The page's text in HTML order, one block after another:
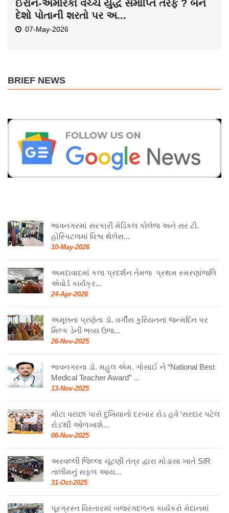
ઈરાન-અમેરિકા વચ્ચે યુદ્ધ સમાપ્તિ તરફ ? બંને
દેશો પોતાની શરતો પર અ...
07-May-2026
BRIEF NEWS
ભાવનગરમાં સરકારી મેડિકલ કોલેજ અને સર ટી.
હોસ્પિટલમાં વિશ્વ થેલેસ...
10-May-2026
અમદાવાદમાં કલા પ્રદર્શન તેમજ પ્રથમ સ્મરણાંજલિ
એવોર્ડ કાર્યક્ર...
24-Apr-2026
અમૂલના પ્રણેતા ડૉ. વર્ગીસ કુરિયનના જન્મદિન પર
મિલ્ક ડેની ભવ્ય ઉજ...
26-Nov-2025
ભાવનગરના ડૉ. મહુલ એમ. ગોસાઈ ને “National Best
Medical Teacher Award” ...
13-Nov-2025
મોટા વરાછા પાસે દુખિયાનો દરબાર રોડ હવે ‘સરદાર પટેલ
રોડ’થી ઓળખાશે...
06-Nov-2025
અરવલ્લી જિલ્લા ચૂંટણી તંત્ર દ્વારા મોડાસા ખાતે SIR
તાલીમનું સફળ આય...
31-Oct-2025
પૂરગ્રસ્ત વિસ્તારમાં બજરંગદળના કાર્યકરો મેદાનમાં